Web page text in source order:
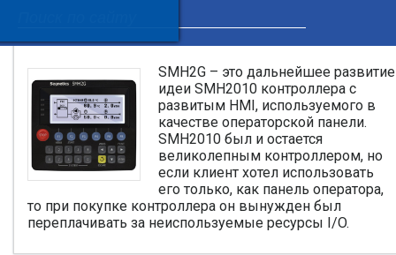
минимальным набором I/O
SMH2G – это дальнейшее развитие
идеи SMH2010 контроллера с
развитым HMI, используемого в
качестве операторской панели.
SMH2010 был и остается
великолепным контроллером, но
если клиент хотел использовать
его только, как панель оператора,
то при покупке контроллера он вынужден был
переплачивать за неиспользуемые ресурсы I/O.